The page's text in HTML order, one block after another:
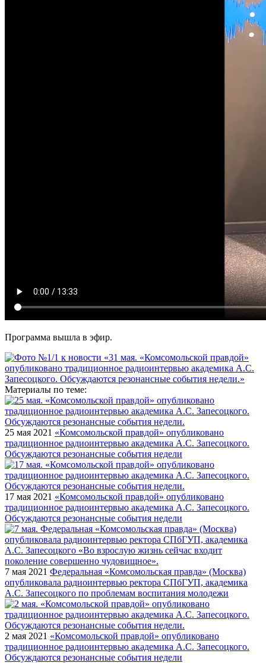
Программа вышла в эфир.
Материалы по теме:
25 мая 2021 «Комсомольской правдой» опубликовано
традиционное радиоинтервью академика А.С. Запесоцкого.
Обсуждаются резонансные события недели
17 мая 2021 «Комсомольской правдой» опубликовано
традиционное радиоинтервью академика А.С. Запесоцкого.
Обсуждаются резонансные события недели
7 мая 2021 Федеральная «Комсомольская правда» (Москва)
опубликовала радиоинтервью ректора СПбГУП, академика
А.С. Запесоцкого по проблемам воспитания молодежи
2 мая 2021 «Комсомольской правдой» опубликовано
традиционное радиоинтервью академика А.С. Запесоцкого.
Обсуждаются резонансные события недели